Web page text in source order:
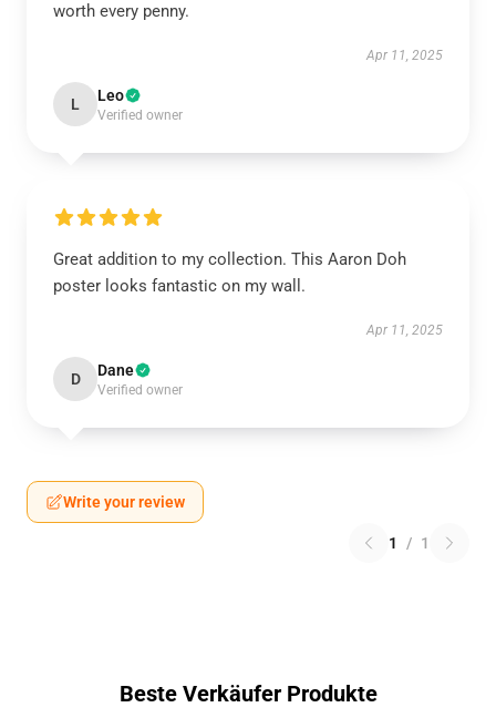
worth every penny.
Apr 11, 2025
L Leo
Verified owner
Great addition to my collection. This Aaron Doh
poster looks fantastic on my wall.
Apr 11, 2025
D Dane
Verified owner
Write your review
1 / 1
Beste Verkäufer Produkte